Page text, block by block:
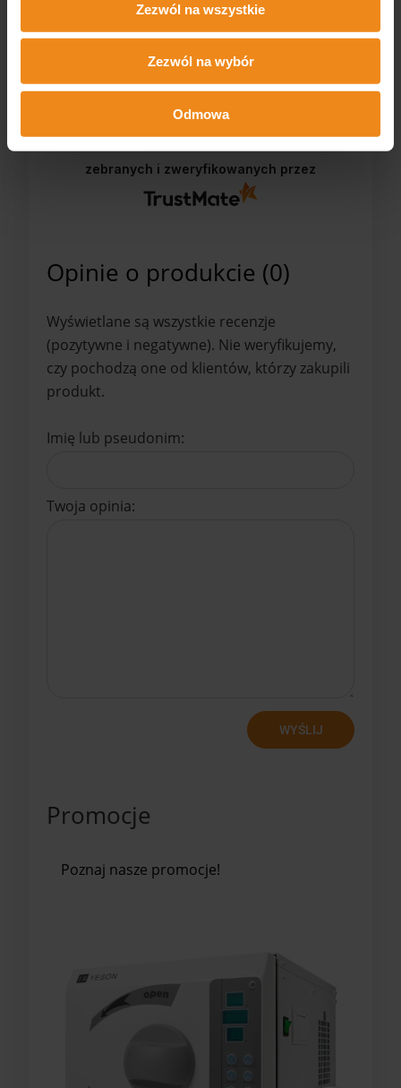
Zezwól na wszystkie
Zezwól na wybór
Odmowaw tym tygodniu
zebranych i zweryfikowanych przez
Opinie o produkcie (0)
Wyświetlane są wszystkie recenzje
(pozytywne i negatywne). Nie weryfikujemy,
czy pochodzą one od klientów, którzy zakupili
produkt.
Imię lub pseudonim:
Twoja opinia:
WYŚLIJ
Promocje
Poznaj nasze promocje!